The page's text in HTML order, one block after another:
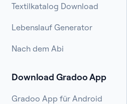
Download Gradoo App
Gradoo App für Android
Textilkatalog Download
Lebenslauf Generator
Nach dem Abi